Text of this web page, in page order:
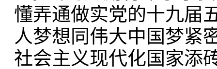
懂弄通做实党的十九届
人梦想同伟大中国梦紧
社会主义现代化国家添